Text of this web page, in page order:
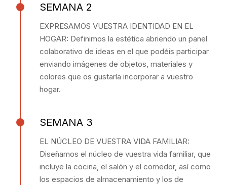
SEMANA 2
EXPRESAMOS VUESTRA IDENTIDAD EN EL
HOGAR: Definimos la estética abriendo un panel
colaborativo de ideas en el que podéis participar
enviando imágenes de objetos, materiales y
colores que os gustaría incorporar a vuestro
hogar.
SEMANA 3
EL NÚCLEO DE VUESTRA VIDA FAMILIAR:
Diseñamos el núcleo de vuestra vida familiar, que
incluye la cocina, el salón y el comedor, así como
los espacios de almacenamiento y los de